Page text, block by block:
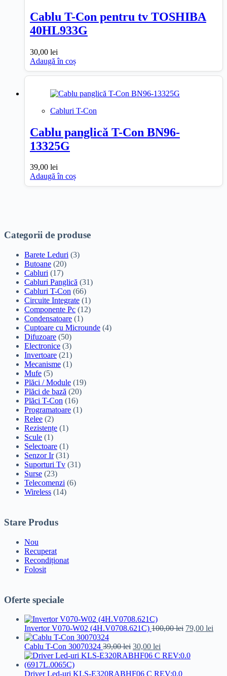
Cablu T-Con pentru tv TOSHIBA
40HL933G
30,00 lei
Adaugă în coș
Cabluri T-Con
Cablu panglică T-Con BN96-
13325G
39,00 lei
Adaugă în coș
Categorii de produse
Barete Leduri (3)
Butoane (20)
Cabluri (17)
Cabluri Panglică (31)
Cabluri T-Con (66)
Circuite Integrate (1)
Componente Pc (12)
Condensatoare (1)
Cuptoare cu Microunde (4)
Difuzoare (50)
Electronice (3)
Invertoare (21)
Mecanisme (1)
Mufe (5)
Plăci / Module (19)
Plăci de bază (20)
Plăci T-Con (16)
Programatoare (1)
Relee (2)
Rezistențe (1)
Scule (1)
Selectoare (1)
Senzor Ir (31)
Suporturi Tv (31)
Surse (23)
Telecomenzi (6)
Wireless (14)
Stare Produs
Nou
Recuperat
Recondiționat
Folosit
Oferte speciale
Invertor V070-W02 (4H.V0708.621C) 100,00lei Prețul
fost:
79,00 lei
Cablu T-Con 30070324 39,00lei Prețul
inițial
fost:
30,00 lei
curent
30,00 lei.
Driver Led-uri KLS-E320RABHF06 C REV:0.0